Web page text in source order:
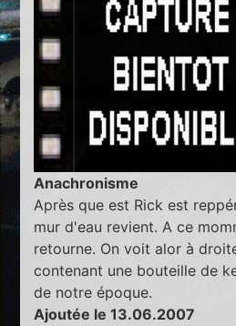
Anachronisme
Après que est Rick est
mur d'eau revient. A ce
retourne. On voit alor à
contenant une bouteille de
de notre époque.
Ajoutée le 13.06.2007